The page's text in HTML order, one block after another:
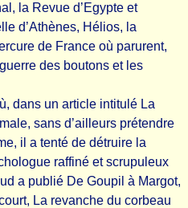
la Revue d’Egypte et
d’Athènes, Hélios, la
de France où parurent,
des boutons et les
dans un article intitulé La
sans d’ailleurs prétendre
il a tenté de détruire la
raffiné et scrupuleux
a publié De Goupil à Margot,
La revanche du corbeau